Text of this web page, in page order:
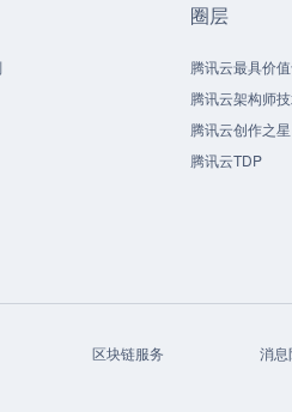
圈层
腾讯云最具价
腾讯云架构师
腾讯云创作之星
腾讯云TDP
区块链服务 消息